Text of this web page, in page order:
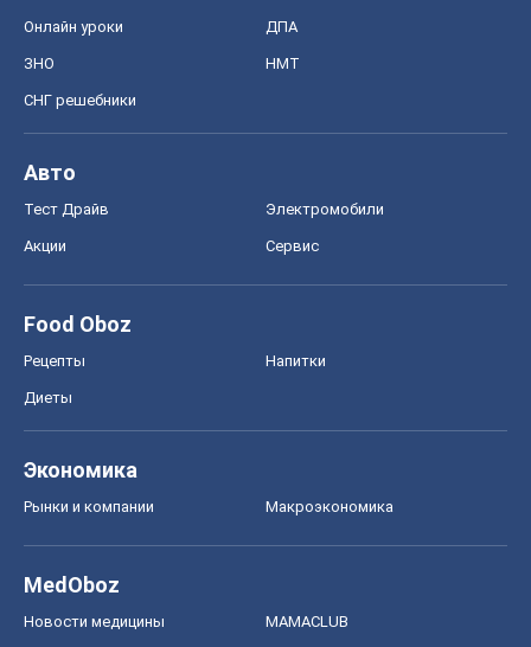
Онлайн уроки ДПА
ЗНО НМТ
СНГ решебники
Авто
Тест Драйв Электромобили
Акции Сервис
Food Oboz
Рецепты Напитки
Диеты
Экономика
Рынки и компании Mакроэкономика
MedOboz
Новости медицины MAMACLUB